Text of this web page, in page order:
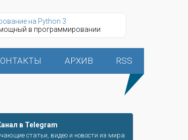
на Python 3
в программировании
АРХИВ RSS
в Telegram
статьи, видео и новости из мира